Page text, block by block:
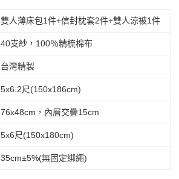
雙人薄床包1件+信封枕套2件+雙人涼被1件
40支紗，100％精梳棉布
台灣精製
5x6.2尺(150x186cm)
76x48cm，內層交疊15cm
5x6尺(150x180cm)
35cm±5%(無固定綁繩)